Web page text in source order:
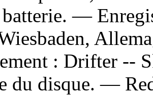
batterie. —
: Drifter --
du disque. —